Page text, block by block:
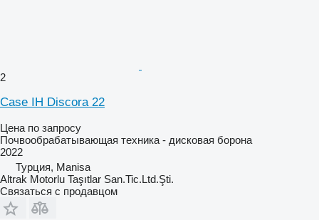
2
Case IH Discora 22
Цена по запросу
Почвообрабатывающая техника - дисковая борона
2022
Турция, Manisa
Altrak Motorlu Taşıtlar San.Tic.Ltd.Şti.
Связаться с продавцом